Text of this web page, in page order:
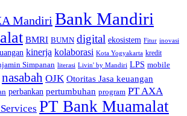
Mandiri Bank Mandiri
BMRI BUMN digital ekosistem Fitur inovasi
kinerja kolaborasi Kota Yogyakarta kredit
Simpanan literasi Livin' by Mandiri LPS mobile
nasabah OJK Otoritas Jasa keuangan
perbankan pertumbuhan program PT AXA
PT Bank Muamalat